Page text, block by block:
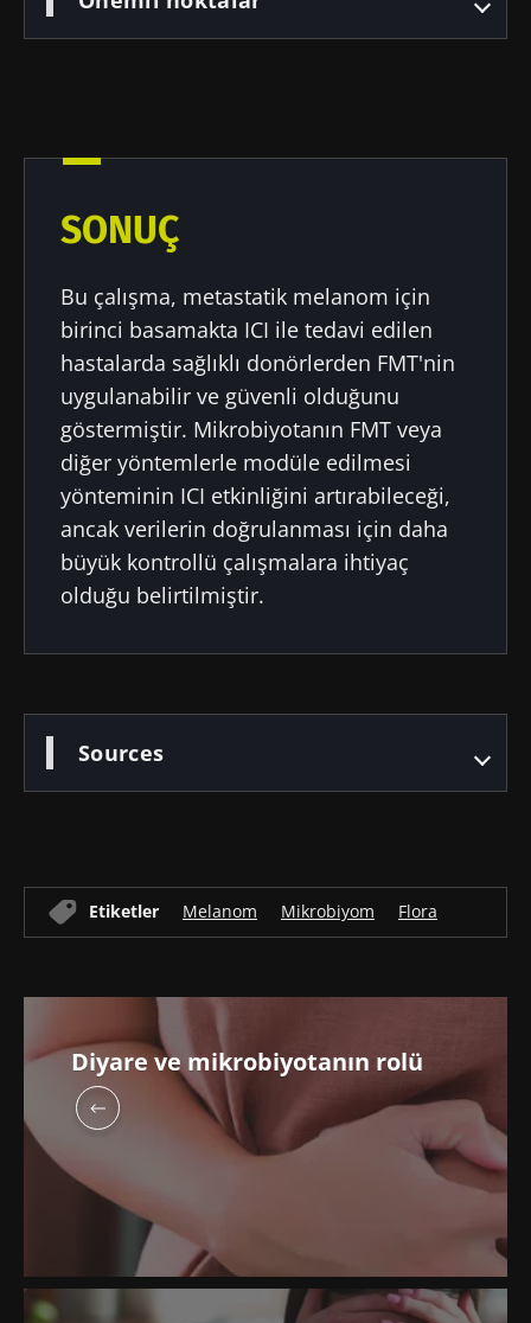
SONUÇ
Bu çalışma, metastatik melanom için
birinci basamakta ICI ile tedavi edilen
hastalarda sağlıklı donörlerden FMT'nin
uygulanabilir ve güvenli olduğunu
göstermiştir. Mikrobiyotanın FMT veya
diğer yöntemlerle modüle edilmesi
yönteminin ICI etkinliğini artırabileceği,
ancak verilerin doğrulanması için daha
büyük kontrollü çalışmalara ihtiyaç
olduğu belirtilmiştir.
Sources
Etiketler Melanom Mikrobiyom Flora
Diyare ve mikrobiyotanın rolü